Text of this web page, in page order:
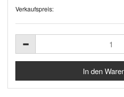
Verkaufspreis: